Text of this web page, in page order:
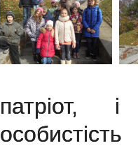
патріот,